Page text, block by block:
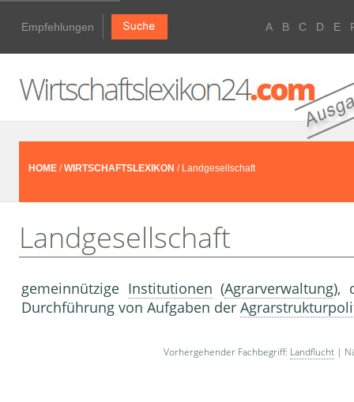
Empfehlungen A B C D E
HOME /WIRTSCHAFTSLEXIKON / Landgesellschaft
Landgesellschaft
gemeinnützige Institutionen (Agrarverwaltung),
Durchführung von Aufgaben der
Vorhergehender Fachbegriff: Landflucht |